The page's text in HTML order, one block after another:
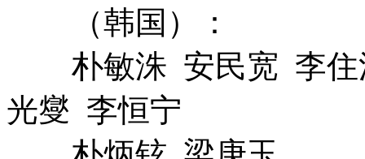
（韩国）：
朴敏洙 安民宽 李住
光燮 李恒宁